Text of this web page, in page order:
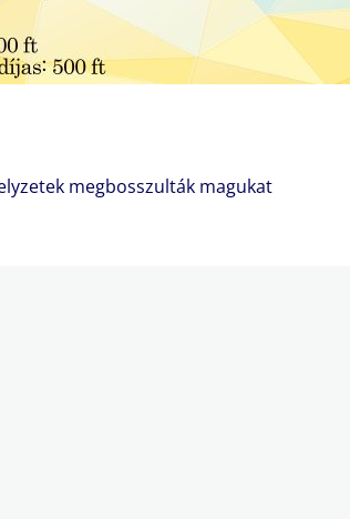
megbosszulták magukat